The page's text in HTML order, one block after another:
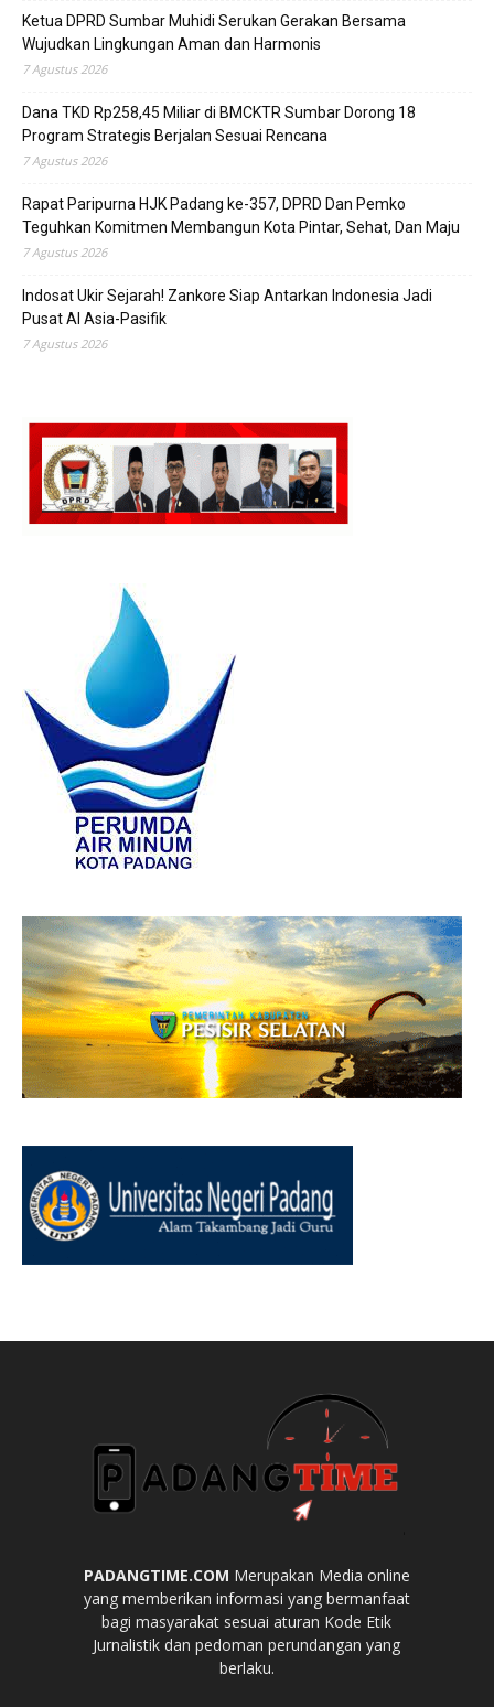
Ketua DPRD Sumbar Muhidi Serukan Gerakan Bersama
Wujudkan Lingkungan Aman dan Harmonis
7 Agustus 2026
Dana TKD Rp258,45 Miliar di BMCKTR Sumbar Dorong 18
Program Strategis Berjalan Sesuai Rencana
7 Agustus 2026
Rapat Paripurna HJK Padang ke-357, DPRD Dan Pemko
Teguhkan Komitmen Membangun Kota Pintar, Sehat, Dan Maju
7 Agustus 2026
Indosat Ukir Sejarah! Zankore Siap Antarkan Indonesia Jadi
Pusat AI Asia-Pasifik
7 Agustus 2026
PADANGTIME.COM Merupakan Media online
yang memberikan informasi yang bermanfaat
bagi masyarakat sesuai aturan Kode Etik
Jurnalistik dan pedoman perundangan yang
berlaku.